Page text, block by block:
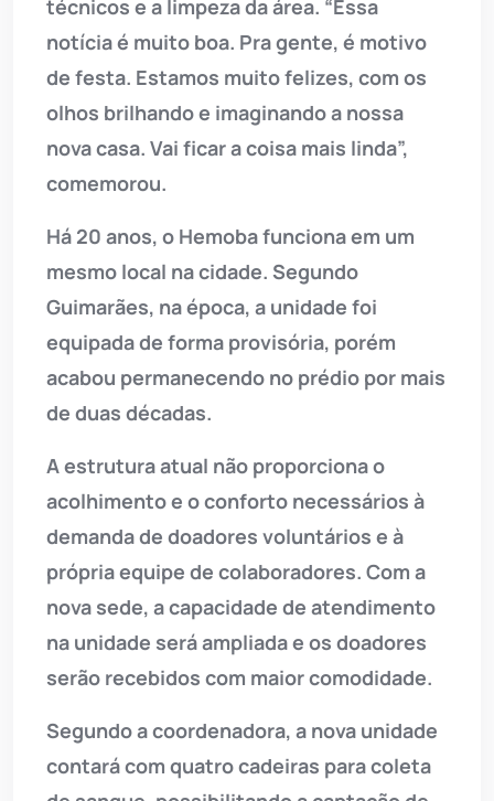
técnicos e a limpeza da área. “Essa
notícia é muito boa. Pra gente, é motivo
de festa. Estamos muito felizes, com os
olhos brilhando e imaginando a nossa
nova casa. Vai ficar a coisa mais linda”,
comemorou.
Há 20 anos, o Hemoba funciona em um
mesmo local na cidade. Segundo
Guimarães, na época, a unidade foi
equipada de forma provisória, porém
acabou permanecendo no prédio por mais
de duas décadas.
A estrutura atual não proporciona o
acolhimento e o conforto necessários à
demanda de doadores voluntários e à
própria equipe de colaboradores. Com a
nova sede, a capacidade de atendimento
na unidade será ampliada e os doadores
serão recebidos com maior comodidade.
Segundo a coordenadora, a nova unidade
contará com quatro cadeiras para coleta